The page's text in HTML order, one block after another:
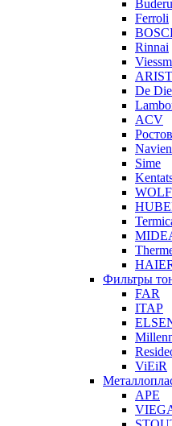
Ferroli
Rinnai
De
ACV
Ростов
Navien
Sime
WOLF
Фильтры
FAR
ITAP
ViEiR
APE